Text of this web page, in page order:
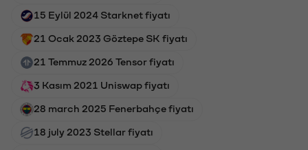
15 Eylül 2024 Starknet fiyatı
21 Ocak 2023 Göztepe SK fiyatı
21 Temmuz 2026 Tensor fiyatı
3 Kasım 2021 Uniswap fiyatı
28 march 2025 Fenerbahçe fiyatı
18 july 2023 Stellar fiyatı